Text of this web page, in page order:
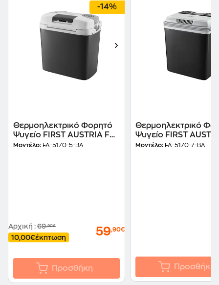
-14%
Θερμοηλεκτρικό Φορητό
Ψυγείο FIRST AUSTRIA FA-
5170-5-BA
Μοντέλο: FA-5170-5-BA
Αρχική : 69,90€
10,00€έκπτωση 59,90€
Προσθήκη
Θερμοηλεκτρικό
Ψυγείο FIRST
L Μαύρο
Μοντέλο: FA-5170-7-BA
Προσθήκη